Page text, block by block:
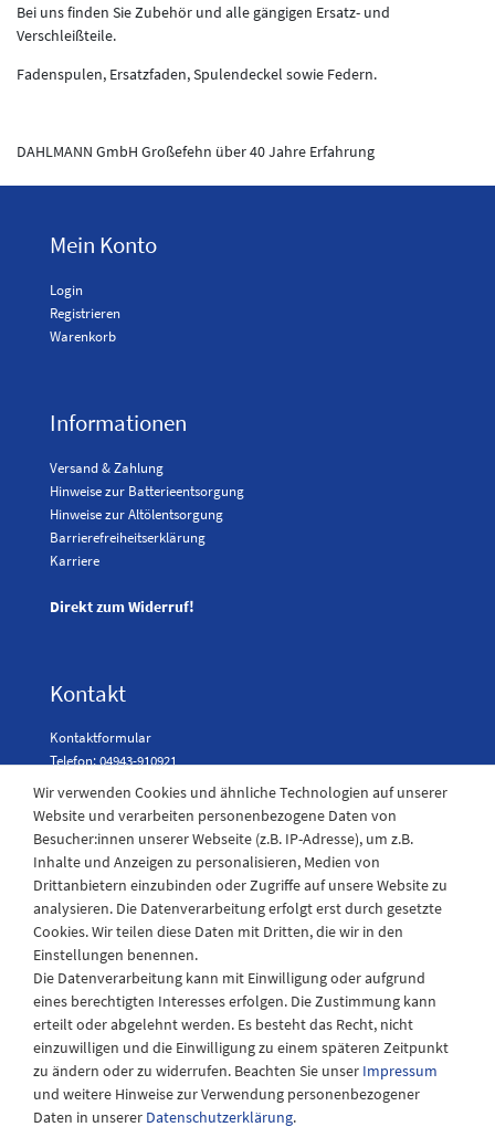
Bei uns finden Sie Zubehör und alle gängigen Ersatz- und
Verschleißteile.
Fadenspulen, Ersatzfaden, Spulendeckel sowie Federn.
DAHLMANN GmbH Großefehn über 40 Jahre Erfahrung
Mein Konto
Login
Registrieren
Warenkorb
Informationen
Versand & Zahlung
Hinweise zur Batterieentsorgung
Hinweise zur Altölentsorgung
Barrierefreiheitserklärung
Karriere
Direkt zum Widerruf!
Kontakt
Kontaktformular
Telefon: 04943-910921
Laden Öffnungszeiten
Montag - Freitag
08:30 - 12:30 und 13.00 - 17.30 Uhr
Samstags
08:30 bis 12:30 Uhr
Wir verwenden Cookies und ähnliche Technologien auf unserer
Website und verarbeiten personenbezogene Daten von
Besucher:innen unserer Webseite (z.B. IP-Adresse), um z.B.
Inhalte und Anzeigen zu personalisieren, Medien von
Drittanbietern einzubinden oder Zugriffe auf unsere Website zu
analysieren. Die Datenverarbeitung erfolgt erst durch gesetzte
Cookies. Wir teilen diese Daten mit Dritten, die wir in den
Einstellungen benennen.
Die Datenverarbeitung kann mit Einwilligung oder aufgrund
eines berechtigten Interesses erfolgen. Die Zustimmung kann
erteilt oder abgelehnt werden. Es besteht das Recht, nicht
einzuwilligen und die Einwilligung zu einem späteren Zeitpunkt
zu ändern oder zu widerrufen. Beachten Sie unser Impressum
und weitere Hinweise zur Verwendung personenbezogener
Daten in unserer Daten­schutz­erklärung.